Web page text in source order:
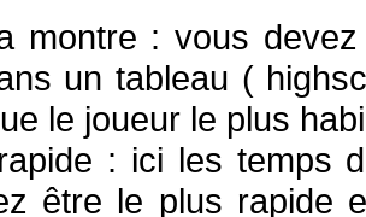
montre : vous
un tableau (
le joueur le plus
: ici les temps
être le plus rapide